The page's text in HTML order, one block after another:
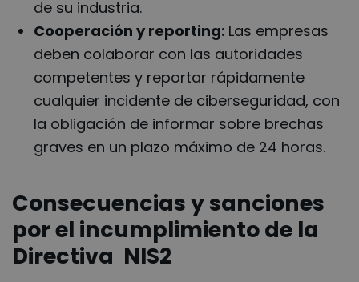
de su industria.
Cooperación y reporting: Las empresas
deben colaborar con las autoridades
competentes y reportar rápidamente
cualquier incidente de ciberseguridad, con
la obligación de informar sobre brechas
graves en un plazo máximo de 24 horas.
Consecuencias y sanciones
por el incumplimiento de la
Directiva NIS2